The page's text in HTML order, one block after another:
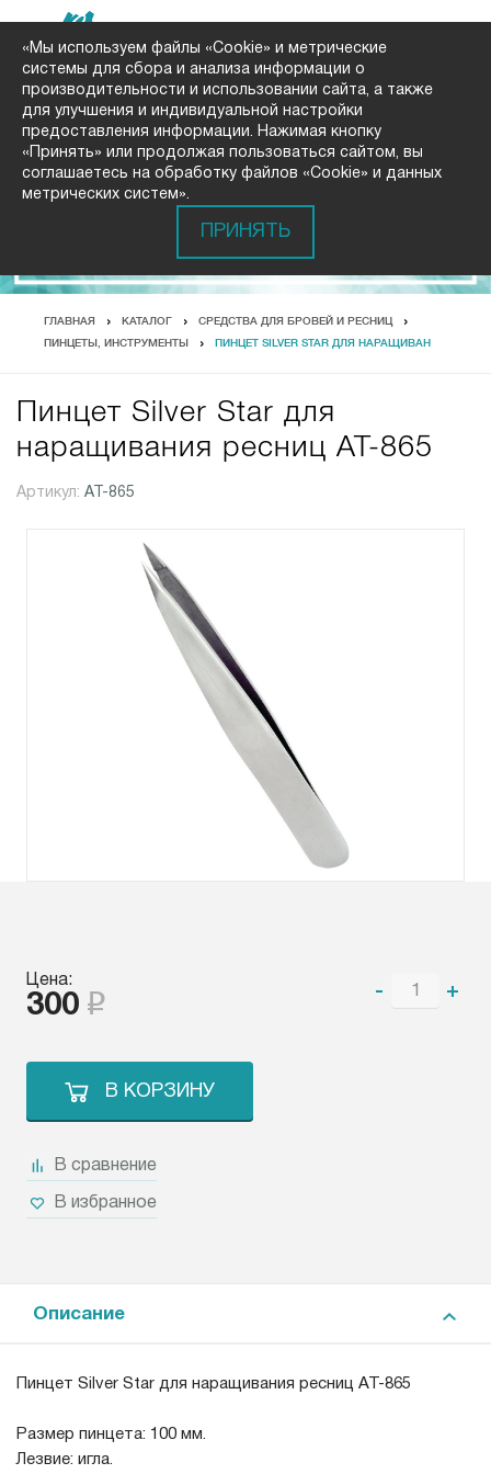
ГЛАВНАЯ КАТАЛОГ СРЕДСТВА ДЛЯ БРОВЕЙ И РЕСНИЦ
ПИНЦЕТЫ, ИНСТРУМЕНТЫ ПИНЦЕТ SILVER STAR ДЛЯ НАРАЩИВАН
Пинцет Silver Star для
наращивания ресниц AT-865
Артикул: АТ-865
Цена:
300
- +
В КОРЗИНУ
В сравнение
В избранное
Описание
Пинцет Silver Star для наращивания ресниц AT-865
Размер пинцета: 100 мм.
Лезвие: игла.
«Мы используем файлы «Cookie» и метрические
системы для сбора и анализа информации о
производительности и использовании сайта, а также
для улучшения и индивидуальной настройки
предоставления информации. Нажимая кнопку
«Принять» или продолжая пользоваться сайтом, вы
соглашаетесь на обработку файлов «Cookie» и данных
метрических систем».
ПРИНЯТЬ